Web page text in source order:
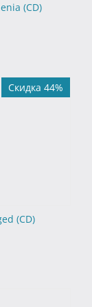
(CD)
Скидка 44%
(CD)